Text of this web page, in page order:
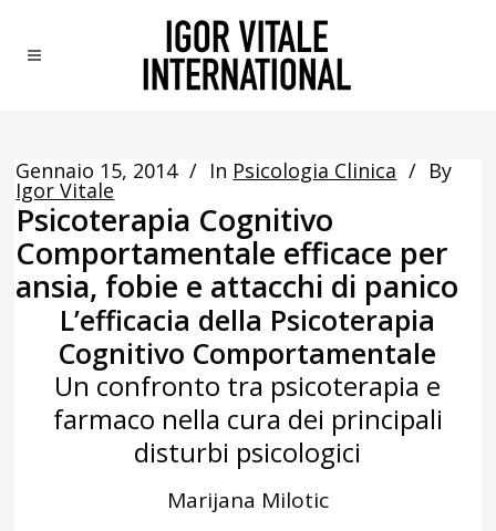
Gennaio 15, 2014 In Psicologia Clinica By
Igor Vitale
Psicoterapia Cognitivo
Comportamentale efficace per
ansia, fobie e attacchi di panico
L’efficacia della Psicoterapia
Cognitivo Comportamentale
Un confronto tra psicoterapia e
farmaco nella cura dei principali
disturbi psicologici
Marijana Milotic